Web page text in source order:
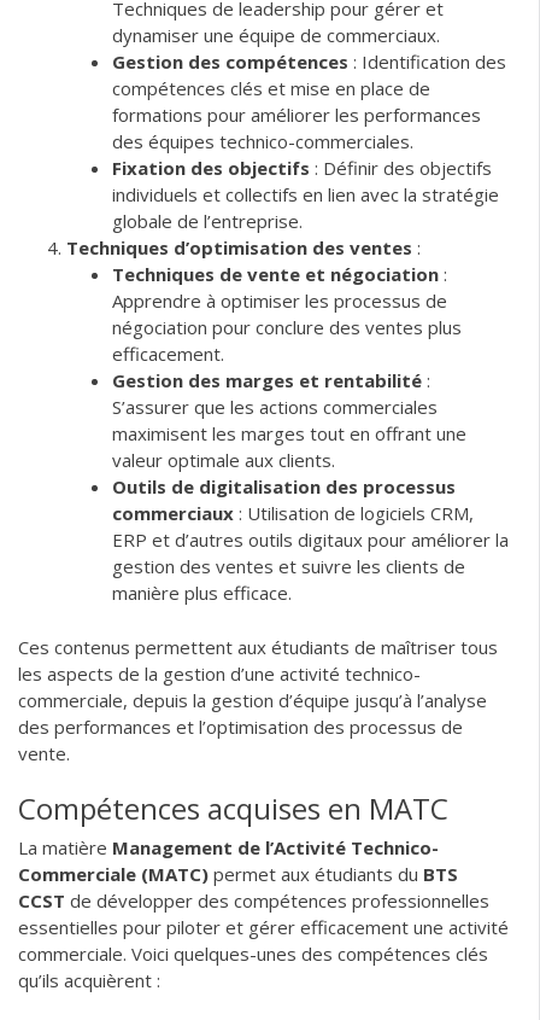
Techniques de leadership pour gérer et
dynamiser une équipe de commerciaux.
Gestion des compétences : Identification des
compétences clés et mise en place de
formations pour améliorer les performances
des équipes technico-commerciales.
Fixation des objectifs : Définir des objectifs
individuels et collectifs en lien avec la stratégie
globale de l’entreprise.
Techniques d’optimisation des ventes :
Techniques de vente et négociation:
Apprendre à optimiser les processus de
négociation pour conclure des ventes plus
efficacement.
Gestion des marges et rentabilité:
S’assurer que les actions commerciales
maximisent les marges tout en offrant une
valeur optimale aux clients.
Outils de digitalisation des processus
commerciaux: Utilisation de logiciels CRM,
ERP et d’autres outils digitaux pour améliorer la
gestion des ventes et suivre les clients de
manière plus efficace.
Ces contenus permettent aux étudiants de maîtriser tous
les aspects de la gestion d’une activité technico-
commerciale, depuis la gestion d’équipe jusqu’à l’analyse
des performances et l’optimisation des processus de
vente.
Compétences acquises en MATC
La matière Management de l’Activité Technico-
Commerciale (MATC) permet aux étudiants du BTS
CCST de développer des compétences professionnelles
essentielles pour piloter et gérer efficacement une activité
commerciale. Voici quelques-unes des compétences clés
qu’ils acquièrent :